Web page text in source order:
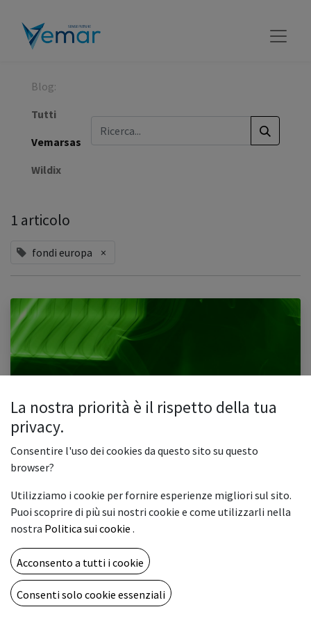
Blog:
Tutti
Vemarsas
Wildix
1 articolo
fondi europa ×
Le PMI e le transizioni green
1. Introduzione 2. Le PMI sono coinvolte nel cambiamento? 3. Gli incentivi
economici che non conosci 4. Comunicare il cambiamento, per tutti 5. Il
rischio greenwashing Introduzione Negli ultimi anni, ...
0 1853
CHI SIAMO
Una full immersion nel mondo della stampa digitale e delle
artigrafiche al fine di condividere idee e tecnologie
innovative.
La nostra priorità è il rispetto della tua
privacy.
Consentire l'uso dei cookies da questo sito su questo
browser?
Utilizziamo i cookie per fornire esperienze migliori sul sito.
Puoi scoprire di più sui nostri cookie e come utilizzarli nella
nostra Politica sui cookie .
Acconsento a tutti i cookie
Consenti solo cookie essenziali